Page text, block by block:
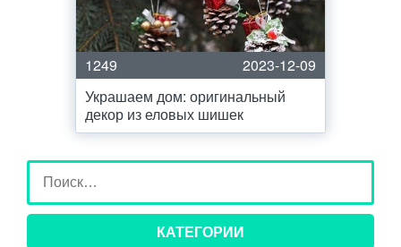
1249
2023-12-09
Украшаем дом: оригинальный
декор из еловых шишек
КАТЕГОРИИ